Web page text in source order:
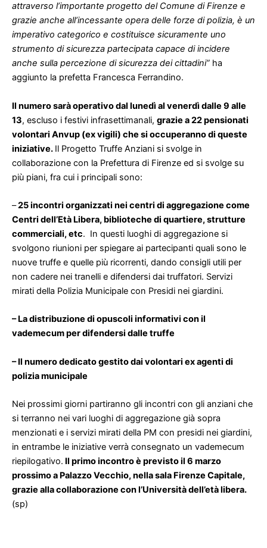
attraverso l’importante progetto del Comune di Firenze e
grazie anche all’incessante opera delle forze di polizia, è un
imperativo categorico e costituisce sicuramente uno
strumento di sicurezza partecipata capace di incidere
anche sulla percezione di sicurezza dei cittadini” ha
aggiunto la prefetta Francesca Ferrandino.
Il numero sarà operativo dal lunedì al venerdì dalle 9 alle
13, escluso i festivi infrasettimanali, grazie a 22 pensionati
volontari Anvup (ex vigili) che si occuperanno di queste
iniziative. Il Progetto Truffe Anziani si svolge in
collaborazione con la Prefettura di Firenze ed si svolge su
più piani, fra cui i principali sono:
–25 incontri organizzati nei centri di aggregazione come
Centri dell’Età Libera, biblioteche di quartiere, strutture
commerciali, etc. In questi luoghi di aggregazione si
svolgono riunioni per spiegare ai partecipanti quali sono le
nuove truffe e quelle più ricorrenti, dando consigli utili per
non cadere nei tranelli e difendersi dai truffatori. Servizi
mirati della Polizia Municipale con Presidi nei giardini.
– La distribuzione di opuscoli informativi con il
vademecum per difendersi dalle truffe
– Il numero dedicato gestito dai volontari ex agenti di
polizia municipale
Nei prossimi giorni partiranno gli incontri con gli anziani che
si terranno nei vari luoghi di aggregazione già sopra
menzionati e i servizi mirati della PM con presidi nei giardini,
in entrambe le iniziative verrà consegnato un vademecum
riepilogativo. Il primo incontro è previsto il 6 marzo
prossimo a Palazzo Vecchio, nella sala Firenze Capitale,
grazie alla collaborazione con l’Università dell’età libera.
(sp)